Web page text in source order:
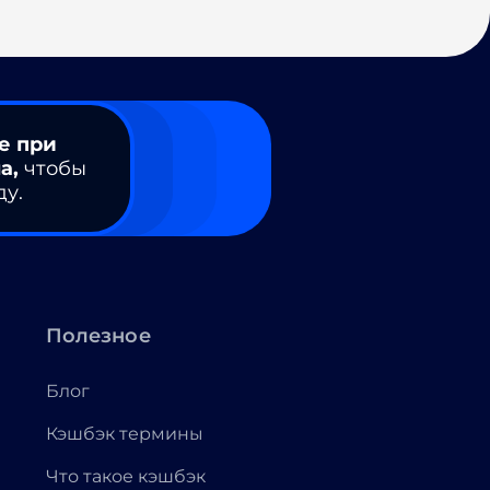
при
чтобы
Полезное
Блог
Кэшбэк термины
Что такое кэшбэк